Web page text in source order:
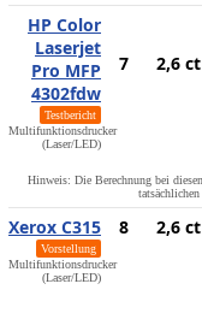
HP Color
Laserjet
Pro MFP
4302fdw
Testbericht
Multifunktionsdrucker
(Laser/LED)
7 2,6 ct
Hinweis: Die Berechnung bei
Xerox C315
Vorstellung
Multifunktionsdrucker
(Laser/LED)
8 2,6 ct